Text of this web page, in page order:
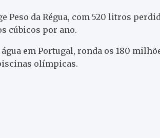
Peso da Régua, com 520 litros
cúbicos por ano.
em Portugal, ronda os 180
olímpicas.